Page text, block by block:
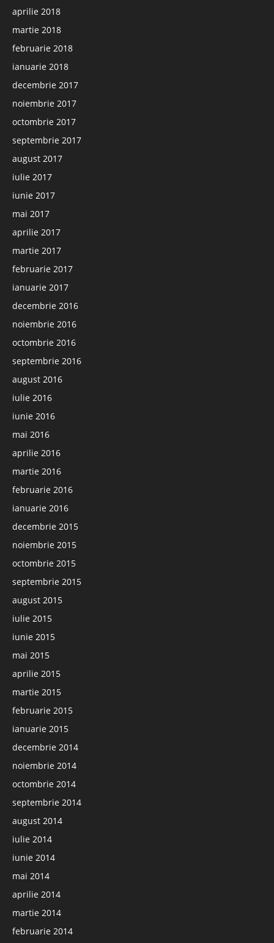
aprilie 2018
martie 2018
februarie 2018
ianuarie 2018
decembrie 2017
noiembrie 2017
octombrie 2017
septembrie 2017
august 2017
iulie 2017
iunie 2017
mai 2017
aprilie 2017
martie 2017
februarie 2017
ianuarie 2017
decembrie 2016
noiembrie 2016
octombrie 2016
septembrie 2016
august 2016
iulie 2016
iunie 2016
mai 2016
aprilie 2016
martie 2016
februarie 2016
ianuarie 2016
decembrie 2015
noiembrie 2015
octombrie 2015
septembrie 2015
august 2015
iulie 2015
iunie 2015
mai 2015
aprilie 2015
martie 2015
februarie 2015
ianuarie 2015
decembrie 2014
noiembrie 2014
octombrie 2014
septembrie 2014
august 2014
iulie 2014
iunie 2014
mai 2014
aprilie 2014
martie 2014
februarie 2014